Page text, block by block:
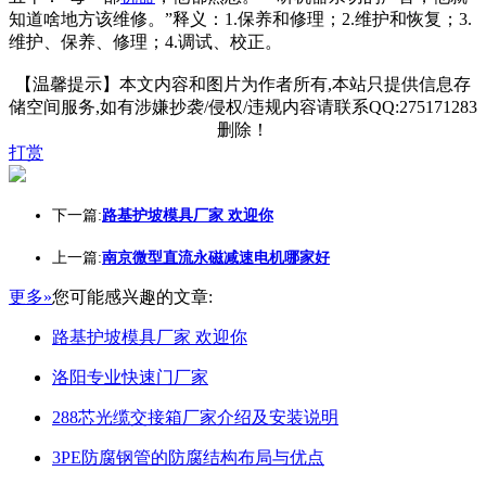
知道啥地方该维修。”释义：1.保养和修理；2.维护和恢复；3.
维护、保养、修理；4.调试、校正。
【温馨提示】本文内容和图片为作者所有,本站只提供信息存
储空间服务,如有涉嫌抄袭/侵权/违规内容请联系QQ:275171283
删除！
打赏
下一篇:路基护坡模具厂家 欢迎你
上一篇:南京微型直流永磁减速电机哪家好
更多»您可能感兴趣的文章:
路基护坡模具厂家 欢迎你
洛阳专业快速门厂家
288芯光缆交接箱厂家介绍及安装说明
3PE防腐钢管的防腐结构布局与优点